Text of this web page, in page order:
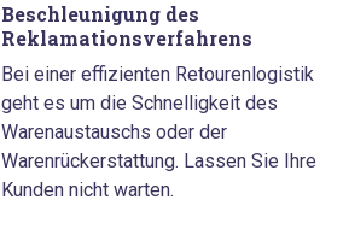
Beschleunigung des
Reklamationsverfahrens
Bei einer effizienten Retourenlogistik
geht es um die Schnelligkeit des
Warenaustauschs oder der
Warenrückerstattung. Lassen Sie Ihre
Kunden nicht warten.